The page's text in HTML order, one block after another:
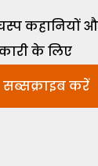
कहानियों
के लिए
सब्सक्राइब करें